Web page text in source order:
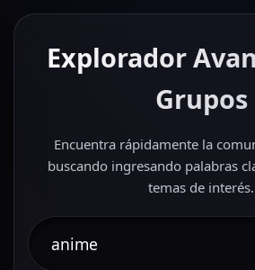
Explorador
Grupos
Encuentra rápidamente la
buscando ingresando palabras
temas de interés.